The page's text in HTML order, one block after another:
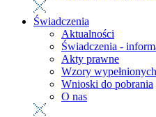
Świadczenia
Aktualności
Świadczenia -
Akty prawne
Wzory
Wnioski do pobrania
O nas